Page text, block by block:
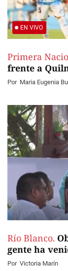
EN VIVO
Primera
frente a
Por Maria Eugenia
Río Blanco.
gente ha
Por Victoria Marín